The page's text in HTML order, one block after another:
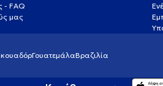
- FAQ
μας
ΓουατεμάλαΒραζιλία